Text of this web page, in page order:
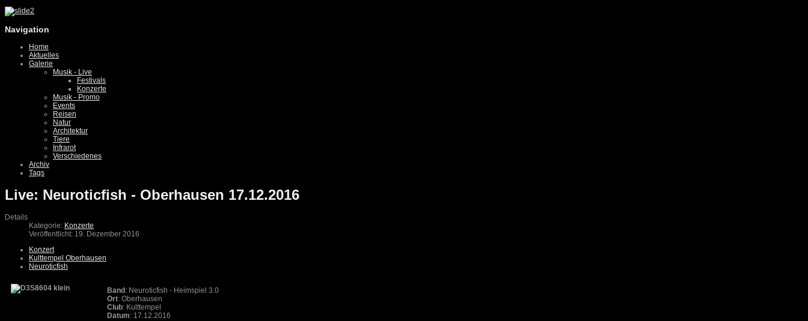
Navigation
Home
Aktuelles
Galerie
Musik - Live
Festivals
Konzerte
Musik - Promo
Events
Reisen
Natur
Architektur
Tiere
Infrarot
Verschiedenes
Archiv
Tags
Live: Neuroticfish - Oberhausen 17.12.2016
Details
Kategorie: Konzerte
Veröffentlicht: 19. Dezember 2016
Konzert
Kulttempel Oberhausen
Neuroticfish
Band : Neuroticfish - Heimspiel 3.0
Ort: Oberhausen
Club: Kulttempel
Datum: 17.12.2016